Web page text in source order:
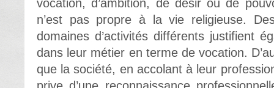
vocation, d’ambition, de désir ou de
n’est pas propre à la vie religieuse.
domaines d’activités différents justifient
dans leur métier en terme de vocation.
que la société, en accolant à leur